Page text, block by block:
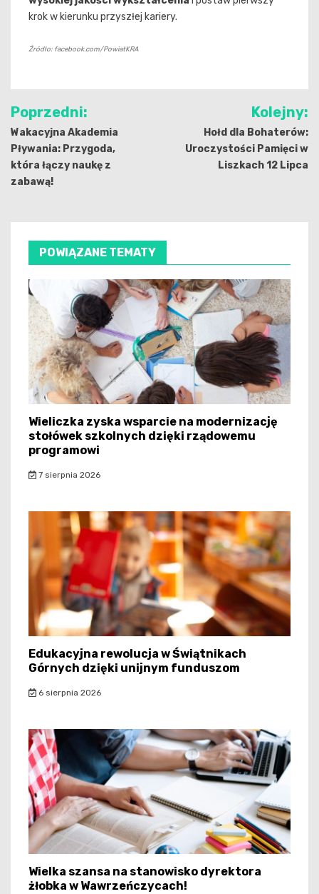
krok w kierunku przyszłej kariery.
Źródło: facebook.com/PowiatKRA
Nawigacja
wpisu
Poprzedni:
Wakacyjna Akademia
Pływania: Przygoda,
która łączy naukę z
zabawą!
Kolejny:
Hołd dla Bohaterów:
Uroczystości Pamięci w
Liszkach 12 Lipca
POWIĄZANE TEMATY
Wieliczka zyska wsparcie na modernizację
stołówek szkolnych dzięki rządowemu
programowi
7 sierpnia 2026
Edukacyjna rewolucja w Świątnikach
Górnych dzięki unijnym funduszom
6 sierpnia 2026
Wielka szansa na stanowisko dyrektora
żłobka w Wawrzeńczycach!